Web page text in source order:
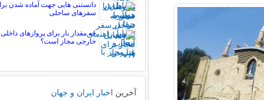
دانستنی هایی جهت آماده شدن
سفرهای ساحلی
چه مقدار بار برای پروازهای
خارجی مجاز است؟
آخرین اخبار ایران و جهان